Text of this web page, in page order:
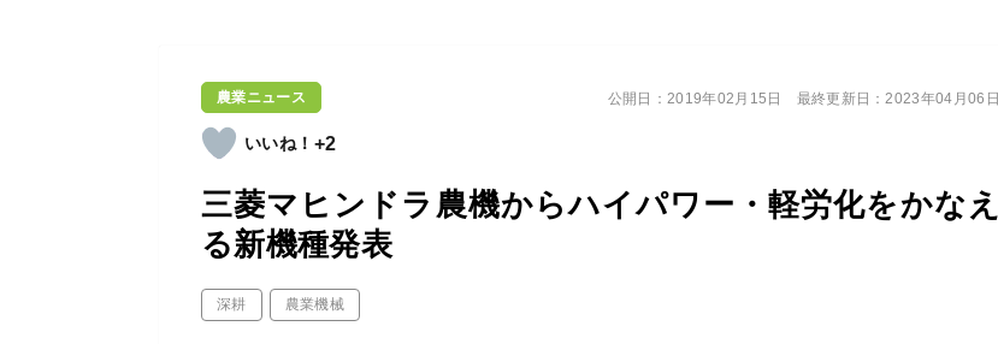
農業ニュース
+2
三菱マヒンドラ農機からハイパワー・軽労化をかなえ
る新機種発表
深耕 農業機械
公開日：2019年02月15日 最終更新日：2023年04月06日